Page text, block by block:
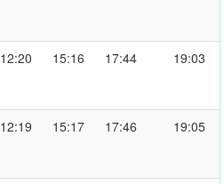
12:20 15:16 17:44 19:03
12:19 15:17 17:46 19:05